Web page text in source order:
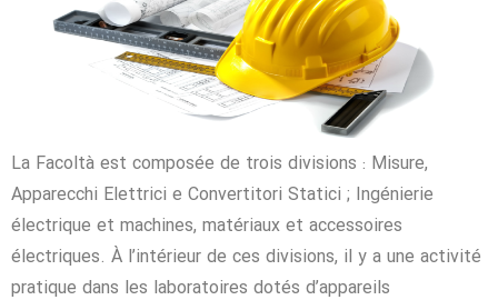
La Facoltà est composée de trois divisions : Misure,
Apparecchi Elettrici e Convertitori Statici ; Ingénierie
électrique et machines, matériaux et accessoires
électriques. À l’intérieur de ces divisions, il y a une activité
pratique dans les laboratoires dotés d’appareils